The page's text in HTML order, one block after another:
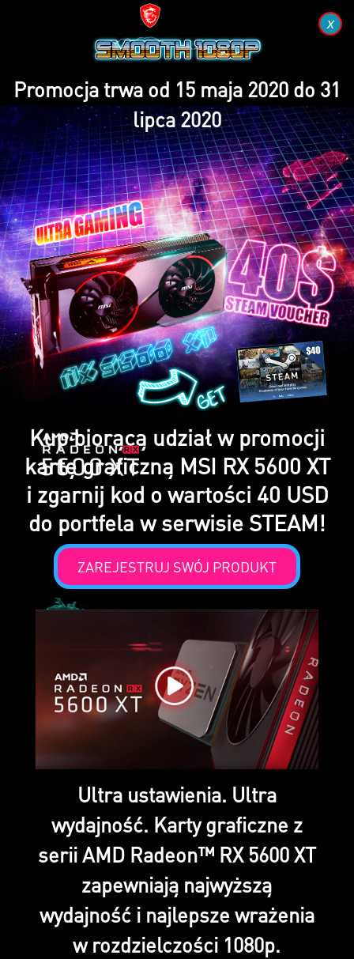
Promocja trwa od 15 maja 2020 do 31
lipca 2020
Kup biorącą udział w promocji
kartę graficzną MSI RX 5600 XT
i zgarnij kod o wartości 40 USD
do portfela w serwisie STEAM!
ZAREJESTRUJ SWÓJ PRODUKT
Ultra ustawienia. Ultra
wydajność. Karty graficzne z
serii AMD Radeon™ RX 5600 XT
zapewniają najwyższą
wydajność i najlepsze wrażenia
w rozdzielczości 1080p.
x